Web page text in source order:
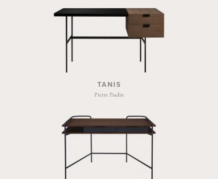
TANIS
Pierre Paulin